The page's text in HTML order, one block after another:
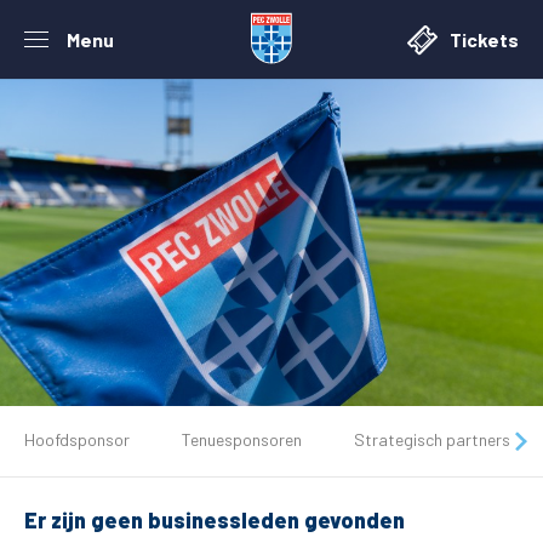
Menu Tickets
Tickets
Matchdays
Hoofdsponsor Tenuesponsoren Strategisch partners
Er zijn geen businessleden gevonden